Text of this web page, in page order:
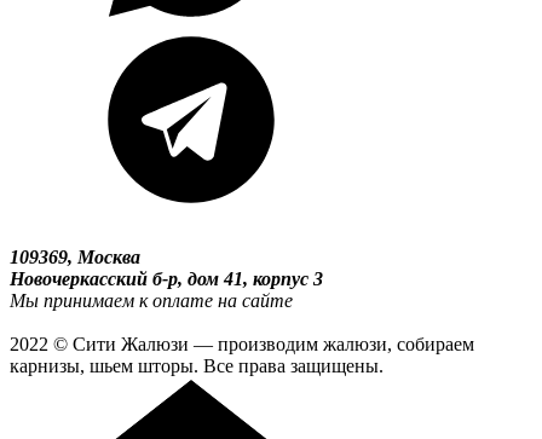
109369, Москва
Новочеркасский б-р, дом 41, корпус 3
Мы принимаем к оплате на сайте
2022 © Сити Жалюзи — производим жалюзи, собираем
карнизы, шьем шторы. Все права защищены.